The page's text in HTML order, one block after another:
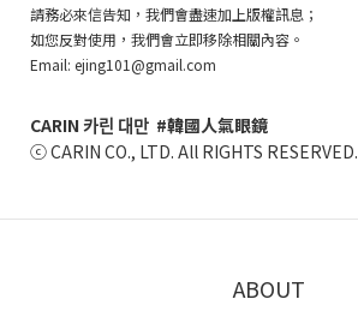
請務必來信告知，我們會盡速加上版權訊息；
如您反對使用，我們會立即移除相關內容。
Email: ejing101@gmail.com
CARIN 카린 대만 #韓國人氣眼鏡
ⓒ CARIN CO., LTD. All RIGHTS RESERVED.
ABOUT